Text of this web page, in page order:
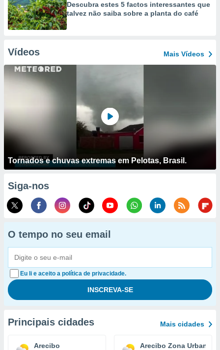
Descubra estes 5 factos interessantes que
talvez não saiba sobre a planta do café
Vídeos Mais Vídeos
Tornados e chuvas extremas em Pelotas, Brasil.
Siga-nos
O tempo no seu email
Eu li e aceito a política de privacidade.
Principais cidades Mais cidades
Arecibo Arecibo Zona Urbana